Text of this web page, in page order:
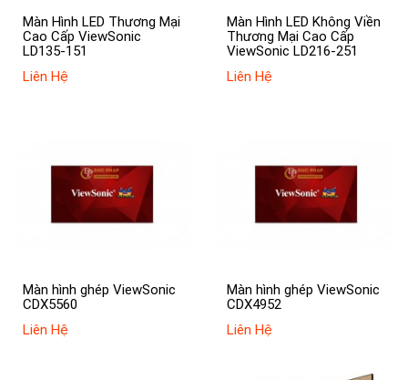
Màn Hình LED Thương Mại
Cao Cấp ViewSonic
LD135-151
Liên Hệ
Màn Hình LED Không Viền
Thương Mại Cao Cấp
ViewSonic LD216-251
Liên Hệ
Màn hình ghép ViewSonic
CDX5560
Liên Hệ
Màn hình ghép ViewSonic
CDX4952
Liên Hệ